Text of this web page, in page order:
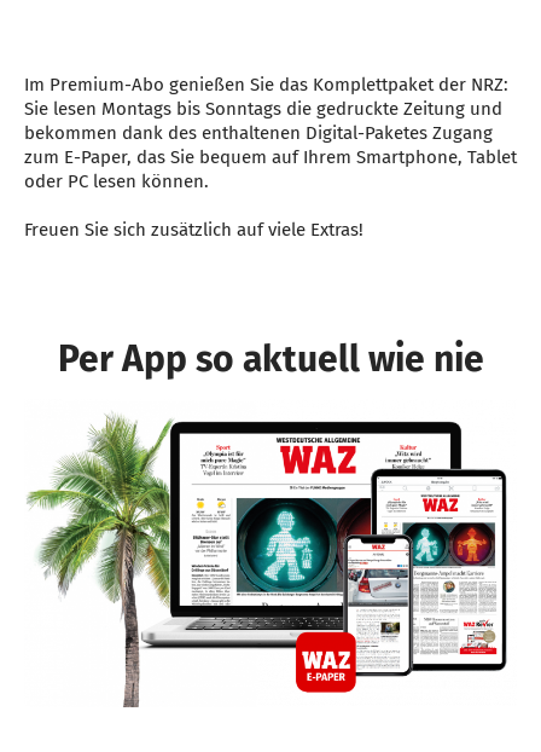
Im Premium-Abo genießen Sie das Komplettpaket der NRZ:
Sie lesen Montags bis Sonntags die gedruckte Zeitung und
bekommen dank des enthaltenen Digital-Paketes Zugang
zum E-Paper, das Sie bequem auf Ihrem Smartphone, Tablet
oder PC lesen können.
Freuen Sie sich zusätzlich auf viele Extras!
Per App so aktuell wie nie